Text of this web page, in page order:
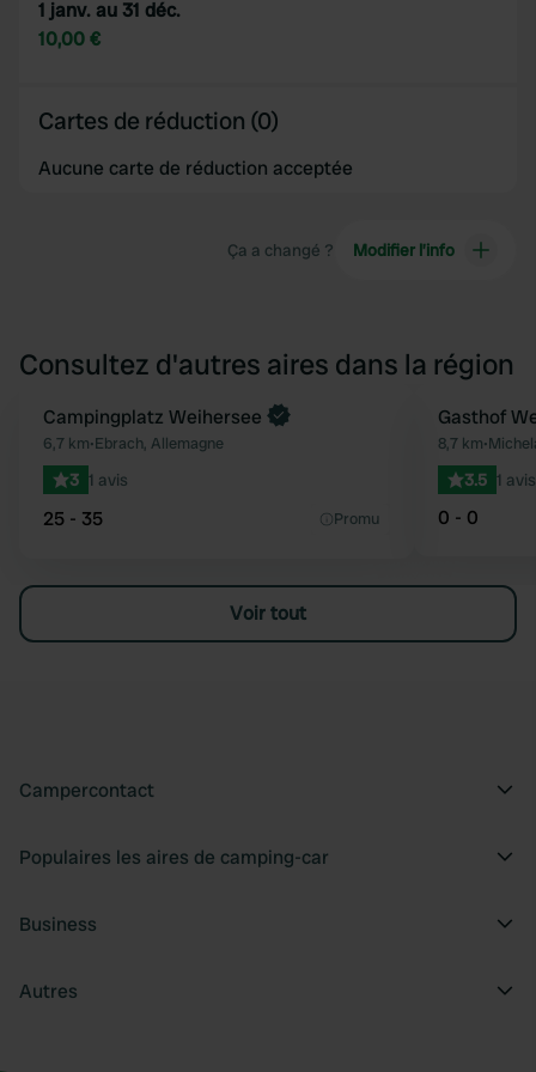
1 janv. au 31 déc.
10,00 €
Cartes de réduction (0)
Aucune carte de réduction acceptée
Ça a changé ? Modifier l’info
Consultez d'autres aires dans la région
Préféré
Reserve maintenant
Campingplatz Weihersee
6,7 km•Ebrach, Allemagne
3 1 avis
25 - 35 Promu
Gasthof
8,7 km•
3.5 1 avis
0 - 0
Voir tout
Campercontact
Populaires les aires de camping-car
Business
Autres